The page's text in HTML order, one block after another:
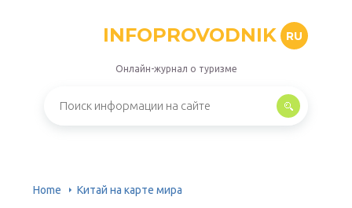
INFOPROVODNIK RU
Онлайн-журнал о туризме
Home Китай на карте мира